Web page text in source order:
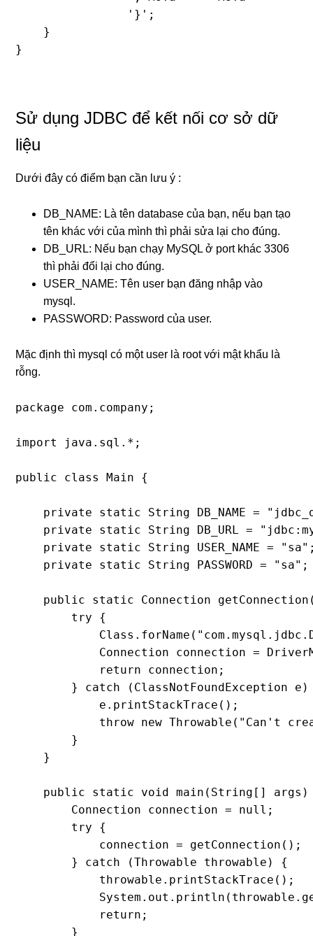
                '}';
    }
Sử dụng JDBC để kết nối cơ sở dữ
liệu
Dưới đây có điểm bạn cần lưu ý :
DB_NAME: Là tên database của bạn, nếu bạn tạo
tên khác với của mình thì phải sửa lại cho đúng.
DB_URL: Nếu bạn chạy MySQL ở port khác 3306
thì phải đổi lại cho đúng.
USER_NAME: Tên user bạn đăng nhập vào
mysql.
PASSWORD: Password của user.
Mặc định thì mysql có một user là root với mật khẩu là
rỗng.
package com.company;
import java.sql.*;
public class Main {
private static String DB_NAME =
private static String DB_URL =
private static String USER_NAME =
    private static String PASSWORD = "sa";
public static Connection
        try {
Connection connection =
            return connection;
} catch (ClassNotFoundException e)
            e.printStackTrace();
throw new Throwable("Can't
        }
    }
public static void main(String[] args)
        Connection connection = null;
        try {
            connection = getConnection();
        } catch (Throwable throwable) {
            throwable.printStackTrace();
            return;
        }